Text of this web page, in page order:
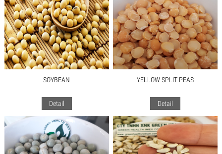
SOYBEAN
Detail
YELLOW SPLIT PEAS
Detail